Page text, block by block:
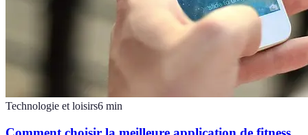
Technologie et loisirs6 min